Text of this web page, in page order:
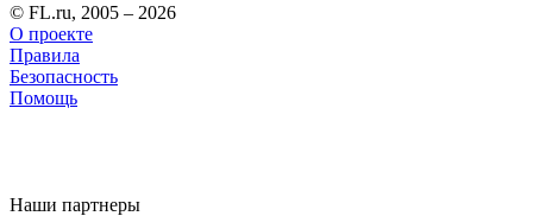
© FL.ru, 2005 – 2026
О проекте
Правила
Безопасность
Помощь
Наши партнеры